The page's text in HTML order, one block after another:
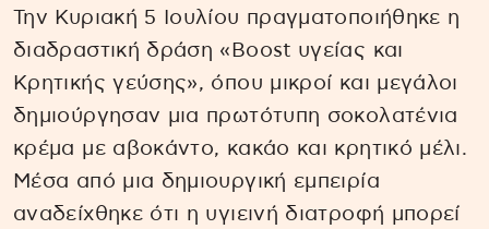
Την Κυριακή 5 Ιουλίου πραγματοποιήθηκε η
διαδραστική δράση «Boost υγείας και
Κρητικής γεύσης», όπου μικροί και μεγάλοι
δημιούργησαν μια πρωτότυπη σοκολατένια
κρέμα με αβοκάντο, κακάο και κρητικό μέλι.
Μέσα από μια δημιουργική εμπειρία
αναδείχθηκε ότι η υγιεινή διατροφή μπορεί